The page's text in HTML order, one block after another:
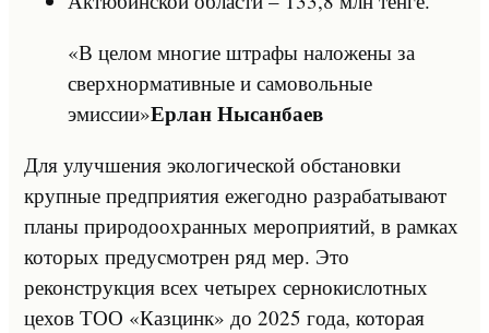
«В целом многие штрафы наложены за
сверхнормативные и самовольные
эмиссии»Ерлан Нысанбаев
Для улучшения экологической обстановки
крупные предприятия ежегодно разрабатывают
планы природоохранных мероприятий, в рамках
которых предусмотрен ряд мер. Это
реконструкция всех четырех сернокислотных
цехов ТОО «Казцинк» до 2025 года, которая